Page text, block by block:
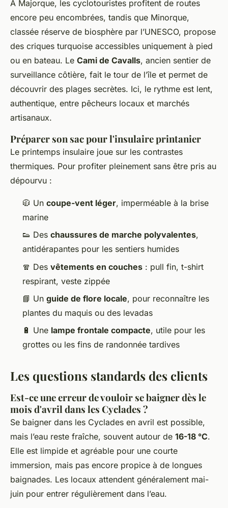
À Majorque, les cyclotouristes profitent de routes
encore peu encombrées, tandis que Minorque,
classée réserve de biosphère par l’UNESCO, propose
des criques turquoise accessibles uniquement à pied
ou en bateau. Le Cami de Cavalls, ancien sentier de
surveillance côtière, fait le tour de l’île et permet de
découvrir des plages secrètes. Ici, le rythme est lent,
authentique, entre pêcheurs locaux et marchés
artisanaux.
Préparer son sac pour l'insulaire printanier
Le printemps insulaire joue sur les contrastes
thermiques. Pour profiter pleinement sans être pris au
dépourvu :
🧥 Un coupe-vent léger, imperméable à la brise
marine
👟 Des chaussures de marche polyvalentes,
antidérapantes pour les sentiers humides
🧣 Des vêtements en couches : pull fin, t-shirt
respirant, veste zippée
📘 Un guide de flore locale, pour reconnaître les
plantes du maquis ou des levadas
🔋 Une lampe frontale compacte, utile pour les
grottes ou les fins de randonnée tardives
Les questions standards des clients
Est-ce une erreur de vouloir se baigner dès le
mois d'avril dans les Cyclades ?
Se baigner dans les Cyclades en avril est possible,
mais l’eau reste fraîche, souvent autour de 16-18 °C.
Elle est limpide et agréable pour une courte
immersion, mais pas encore propice à de longues
baignades. Les locaux attendent généralement mai-
juin pour entrer régulièrement dans l’eau.